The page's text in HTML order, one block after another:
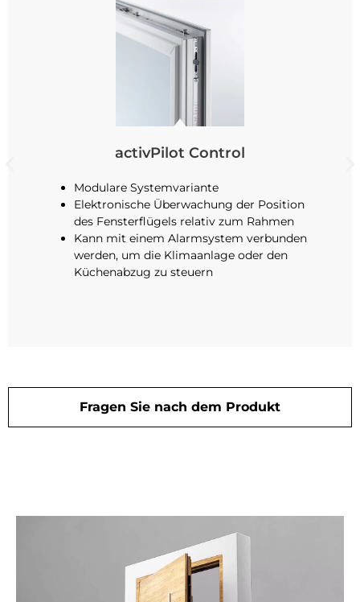
activPilot Control
Modulare Systemvariante
Elektronische Überwachung der Position
des Fensterflügels relativ zum Rahmen
Kann mit einem Alarmsystem verbunden
werden, um die Klimaanlage oder den
Küchenabzug zu steuern
Fragen Sie nach dem Produkt